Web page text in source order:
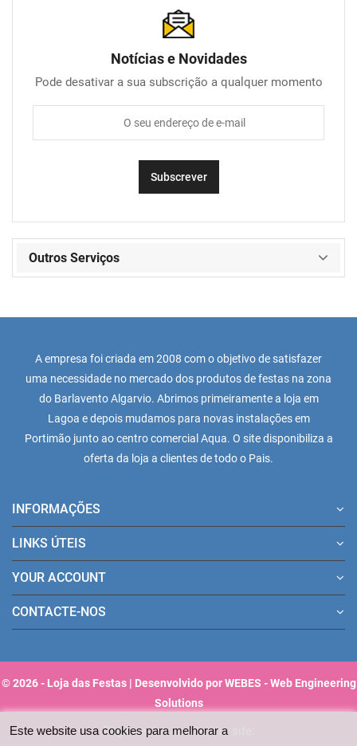
Este website usa cookies para melhorar a
Notícias e Novidades
Pode desativar a sua subscrição a qualquer momento
Outros Serviços
A empresa foi criada em 2008 com o objetivo de satisfazer
uma necessidade no mercado dos produtos de festas na zona
do Barlavento Algarvio. Abrimos primeiramente a loja em
Lagoa e depois mudamos para novas instalações em
Portimão junto ao centro comercial Aqua. O site disponibiliza a
oferta da loja a clientes de todo o Pais.
INFORMAÇÕES
LINKS ÚTEIS
YOUR ACCOUNT
CONTACTE-NOS
© 2026 - Loja das Festas | Desenvolvido por WEBES - Web Engineering
Solutions
Pagamentos aceites no site: